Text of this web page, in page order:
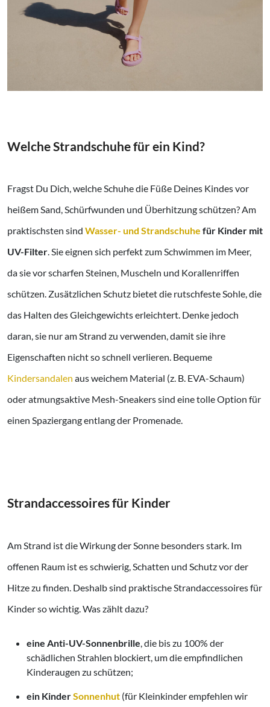
Welche Strandschuhe für ein Kind?
Fragst Du Dich, welche Schuhe die Füße Deines Kindes vor
heißem Sand, Schürfwunden und Überhitzung schützen? Am
praktischsten sind Wasser- und Strandschuhe für Kinder mit
UV-Filter. Sie eignen sich perfekt zum Schwimmen im Meer,
da sie vor scharfen Steinen, Muscheln und Korallenriffen
schützen. Zusätzlichen Schutz bietet die rutschfeste Sohle, die
das Halten des Gleichgewichts erleichtert. Denke jedoch
daran, sie nur am Strand zu verwenden, damit sie ihre
Eigenschaften nicht so schnell verlieren. Bequeme
Kindersandalen aus weichem Material (z. B. EVA-Schaum)
oder atmungsaktive Mesh-Sneakers sind eine tolle Option für
einen Spaziergang entlang der Promenade.
Strandaccessoires für Kinder
Am Strand ist die Wirkung der Sonne besonders stark. Im
offenen Raum ist es schwierig, Schatten und Schutz vor der
Hitze zu finden. Deshalb sind praktische Strandaccessoires für
Kinder so wichtig. Was zählt dazu?
eine Anti-UV-Sonnenbrille, die bis zu 100% der
schädlichen Strahlen blockiert, um die empfindlichen
Kinderaugen zu schützen;
ein KinderSonnenhut (für Kleinkinder empfehlen wir